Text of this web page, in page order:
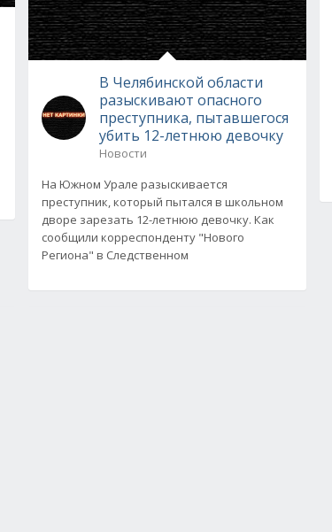
В Челябинской области
разыскивают опасного
преступника, пытавшегося
убить 12-летнюю девочку
Новости
На Южном Урале разыскивается
преступник, который пытался в школьном
дворе зарезать 12-летнюю девочку. Как
сообщили корреспонденту "Нового
Региона" в Следственном